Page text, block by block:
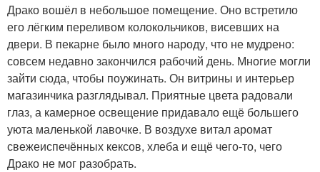
Драко вошёл в небольшое помещение. Оно встретило
его лёгким переливом колокольчиков, висевших на
двери. В пекарне было много народу, что не мудрено:
совсем недавно закончился рабочий день. Многие могли
зайти сюда, чтобы поужинать. Он витрины и интерьер
магазинчика разглядывал. Приятные цвета радовали
глаз, а камерное освещение придавало ещё большего
уюта маленькой лавочке. В воздухе витал аромат
свежеиспечённых кексов, хлеба и ещё чего-то, чего
Драко не мог разобрать.